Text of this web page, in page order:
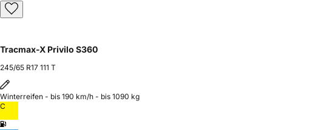
Tracmax-X Privilo S360
245/65 R17 111 T
Winterreifen - bis 190 km/h - bis 1090 kg
C